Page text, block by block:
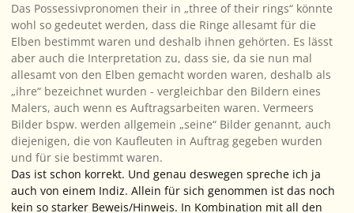
Das Possessivpronomen their in „three of their rings“ könnte
wohl so gedeutet werden, dass die Ringe allesamt für die
Elben bestimmt waren und deshalb ihnen gehörten. Es lässt
aber auch die Interpretation zu, dass sie, da sie nun mal
allesamt von den Elben gemacht worden waren, deshalb als
„ihre“ bezeichnet wurden - vergleichbar den Bildern eines
Malers, auch wenn es Auftragsarbeiten waren. Vermeers
Bilder bspw. werden allgemein „seine“ Bilder genannt, auch
diejenigen, die von Kaufleuten in Auftrag gegeben wurden
und für sie bestimmt waren.
Das ist schon korrekt. Und genau deswegen spreche ich ja
auch von einem Indiz. Allein für sich genommen ist das noch
kein so starker Beweis/Hinweis. In Kombination mit all den